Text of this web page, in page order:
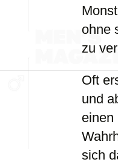
ohne
zu
Oft
und
einen
sich